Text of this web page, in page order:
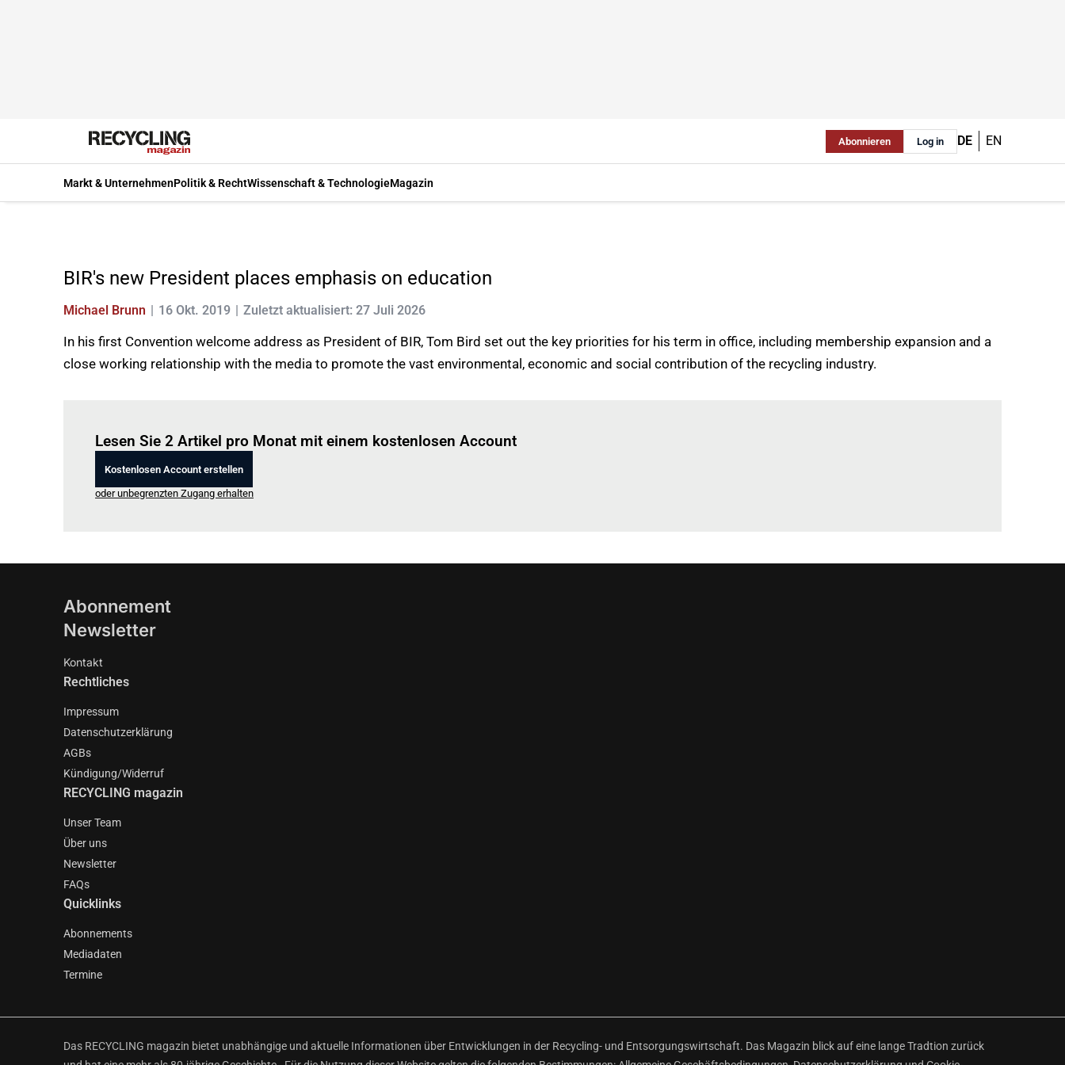
Abonnieren Log in DE EN
Markt & UnternehmenPolitik & RechtWissenschaft & TechnologieMagazin
BIR's new President places emphasis on education
Michael Brunn 16 Okt. 2019 Zuletzt aktualisiert: 27 Juli 2026
In his first Convention welcome address as President of BIR, Tom Bird set out the key priorities for his term in office, including membership expansion and a
close working relationship with the media to promote the vast environmental, economic and social contribution of the recycling industry.
Lesen Sie 2 Artikel pro Monat mit einem kostenlosen Account
Kostenlosen Account erstellen
oder unbegrenzten Zugang erhalten
Abonnement
Newsletter
Kontakt
Rechtliches
Impressum
Datenschutzerklärung
AGBs
Kündigung/Widerruf
RECYCLING magazin
Unser Team
Über uns
Newsletter
FAQs
Quicklinks
Abonnements
Mediadaten
Termine
Das RECYCLING magazin bietet unabhängige und aktuelle Informationen über Entwicklungen in der Recycling- und Entsorgungswirtschaft. Das Magazin blick auf eine lange Tradtion zurück